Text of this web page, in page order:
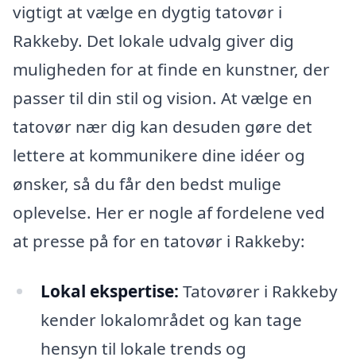
vigtigt at vælge en dygtig tatovør i
Rakkeby. Det lokale udvalg giver dig
muligheden for at finde en kunstner, der
passer til din stil og vision. At vælge en
tatovør nær dig kan desuden gøre det
lettere at kommunikere dine idéer og
ønsker, så du får den bedst mulige
oplevelse. Her er nogle af fordelene ved
at presse på for en tatovør i Rakkeby:
Lokal ekspertise: Tatovører i Rakkeby
kender lokalområdet og kan tage
hensyn til lokale trends og